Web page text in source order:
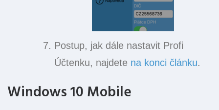
Postup, jak dále nastavit Profi
Účtenku, najdete na konci článku.
Windows 10 Mobile